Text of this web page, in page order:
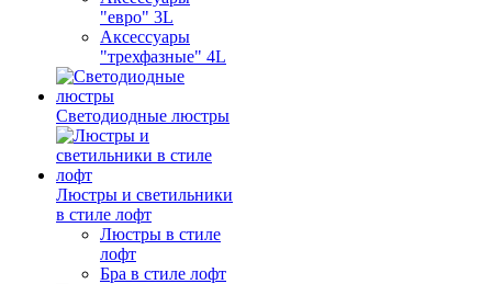
"евро" 3L
Аксессуары
"трехфазные" 4L
Светодиодные люстры
Люстры и светильники
в стиле лофт
Люстры в стиле
лофт
Бра в стиле лофт